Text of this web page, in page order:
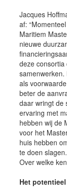
Jacques
af:
Maritiem
nieuwe
deze
als
beter de
daar wringt de
ervaring met
hebben wij de
voor het
huis hebben
te doen
Over welke
Het